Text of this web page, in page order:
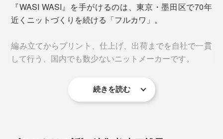
イズ展開は、靴下には珍しく４サイズです。
足と靴下の間に
ため、歩いても走って
もズレにくく、足運びがスムーズ。土踏まずを支えるフ
ィット感も相まって、長時間歩くほど疲れにくさを実感
ベーシックな３色。綿素材のような毛羽立ちが少なく、
見た目は上品なドレスソックスそのもの。
『WASI WASI』を手がけるのは、東京・墨田区で70年
近くニットづくりを続ける「フルカワ」。
編み立てからプリント、仕上げ、出荷までを自社で一貫
して行う、国内でも数少ないニットメーカーです。
続きを読む